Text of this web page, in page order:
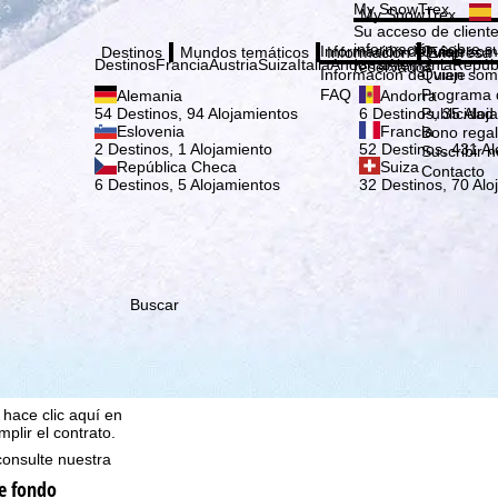
nosotros, TravelTrex
utilizando
ello necesitamos su
datos personales
clic aquí en
el contrato.
nuestra
My SnowTrex
My SnowTrex
Su acceso de
información sobre
reservados.
Destinos
DestinosFranciaAustriaSuizaItaliaAndorraAlemania
Alemania
54 Destinos, 94 Alojamientos
Andorra
6 Destinos, 35
Eslovenia
2 Destinos, 1 Alojamiento
Francia
52 Destinos, 431
República Checa
6 Destinos, 5 Alojamientos
Suiza
32 Destinos, 70
Mundos temáticos Información
Información del viaje
Información del viaje
FAQ
Empresa
Quien
Quien
Programa
Bono
Suscribir
Contacto
Buscar
fondo